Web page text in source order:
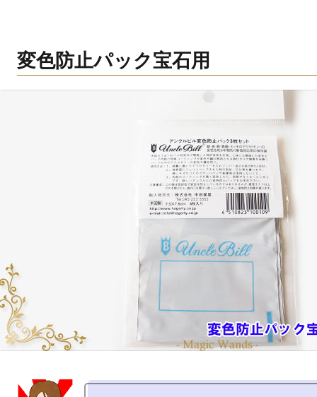
変色防止パック宝石用